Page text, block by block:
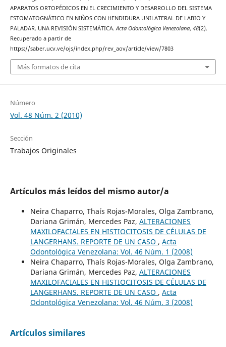
APARATOS ORTOPÉDICOS EN EL CRECIMIENTO Y DESARROLLO DEL SISTEMA
ESTOMATOGNÁTICO EN NIÑOS CON HENDIDURA UNILATERAL DE LABIO Y
PALADAR. UNA REVISIÓN SISTEMÁTICA.Acta Odontológica Venezolana, 48(2).
Recuperado a partir de
https://saber.ucv.ve/ojs/index.php/rev_aov/article/view/7803
Más formatos de cita
Número
Vol. 48 Núm. 2 (2010)
Sección
Trabajos Originales
Artículos más leídos del mismo autor/a
Neira Chaparro, Thaís Rojas-Morales, Olga Zambrano,
Dariana Grimán, Mercedes Paz, ALTERACIONES
MAXILOFACIALES EN HISTIOCITOSIS DE CÉLULAS DE
LANGERHANS. REPORTE DE UN CASO , Acta
Odontológica Venezolana: Vol. 46 Núm. 1 (2008)
Neira Chaparro, Thaís Rojas-Morales, Olga Zambrano,
Dariana Grimán, Mercedes Paz, ALTERACIONES
MAXILOFACIALES EN HISTIOCITOSIS DE CÉLULAS DE
LANGERHANS. REPORTE DE UN CASO , Acta
Odontológica Venezolana: Vol. 46 Núm. 3 (2008)
Artículos similares